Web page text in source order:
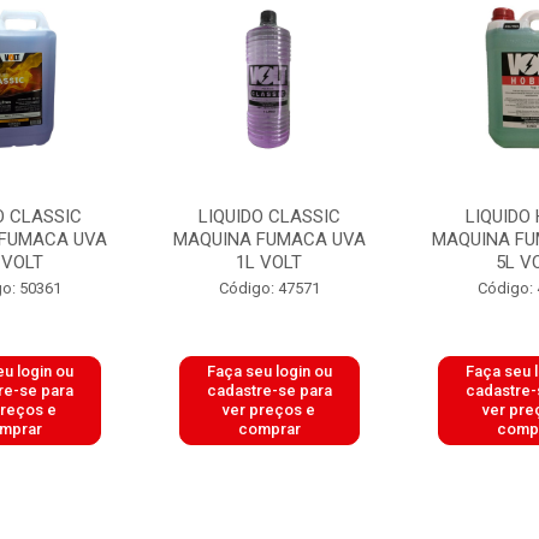
CLASSIC
UVA
50361
login ou
se para
e
LIQUIDO CLASSIC
MAQUINA FUMACA UVA
1L VOLT
Código: 47571
Faça seu login ou
cadastre-se para
ver preços e
comprar
LIQUIDO
MAQUINA
5L
Código:
Faça seu
ver